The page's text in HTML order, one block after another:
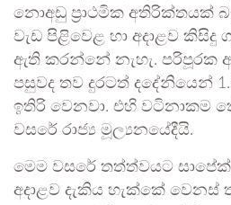
නොඅඩු ප්‍රාථමික අතිරික්තයක්
වැඩ පිළිවෙළ හා අදාළව කිසිදු
ඇති කරන්නේ නැහැ. පරිපූරක
පසුවද තව දුරටත් දදේනියෙන්
ඉතිරි වෙනවා. එහි වටිනාකම
වසරේ රාජ්‍ය මූල්‍යනයේදීයි.
මෙම වසරේ තත්ත්වයට
අදාළව දැකිය හැක්කේ